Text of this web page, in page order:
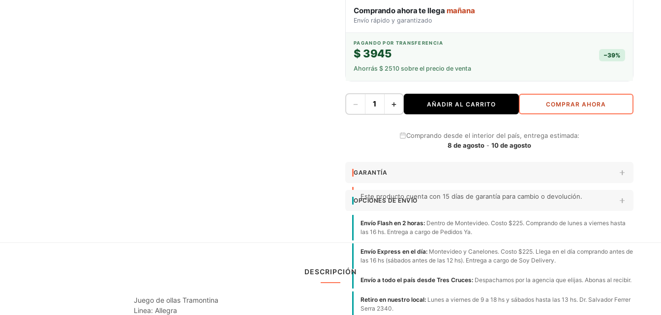
Comprando ahora te llega mañana
Envío rápido y garantizado
PAGANDO POR TRANSFERENCIA
$ 3945 −39%
Ahorrás $ 2510 sobre el precio de venta
− + AÑADIR AL CARRITO COMPRAR AHORA
Comprando desde el interior del país, entrega estimada:
8 de agosto - 10 de agosto
GARANTÍA
Este producto cuenta con 15 días de garantía para cambio o devolución.
OPCIONES DE ENVÍO
Envío Flash en 2 horas: Dentro de Montevideo. Costo $225. Comprando de lunes a viernes hasta
las 16 hs. Entrega a cargo de Pedidos Ya.
Envío Express en el día: Montevideo y Canelones. Costo $225. Llega en el día comprando antes de
las 16 hs (sábados antes de las 12 hs). Entrega a cargo de Soy Delivery.
Envío a todo el país desde Tres Cruces: Despachamos por la agencia que elijas. Abonas al recibir.
Retiro en nuestro local: Lunes a viernes de 9 a 18 hs y sábados hasta las 13 hs. Dr. Salvador Ferrer
Serra 2340.
DESCRIPCIÓN
Juego de ollas Tramontina
Linea: Allegra